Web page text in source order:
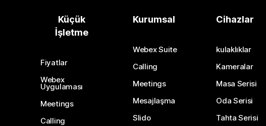
Küçük
İşletme
Fiyatlar
Webex
Uygulaması
Meetings
Calling
Kurumsal
Webex Suite
Calling
Meetings
Mesajlaşma
Slido
Cihazlar
kulaklıklar
Kameralar
Masa Serisi
Oda Serisi
Tahta Serisi